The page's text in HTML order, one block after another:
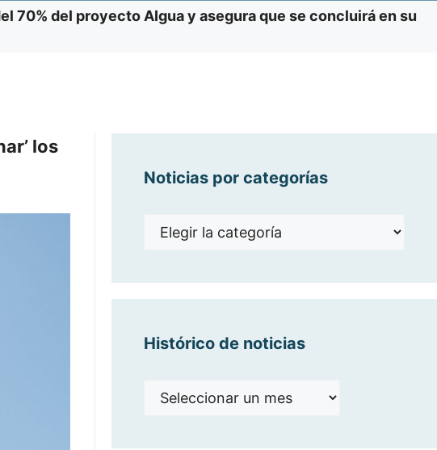
70% del proyecto AIgua y asegura que se concluirá en su
los
Noticias por categorías
Noticias
Histórico de noticias
Histórico